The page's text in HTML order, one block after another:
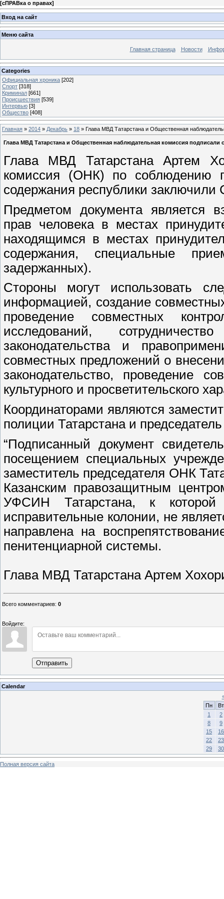
[сПРАВка о правах]
Вход на сайт
Меню сайта
Главная страница Новости
Categories
Официальная хроника [202]
Спорт [318]
Криминал [661]
Происшествия [539]
Интервью [3]
Общество [408]
Главная » 2014 » Декабрь » 18 » Глава МВД Татарстана и Общественная
Глава МВД Татарстана и Общественная наблюдательная комиссия подписали
Глава МВД Татарстана Артем
комиссия (ОНК) по соблюдению
содержания республики заключили
Предметом документа является
прав человека в местах
находящимся в местах
содержания, специальные
задержанных).
Стороны могут использовать
информацией, создание
проведение совместных
исследований,
законодательства и
совместных предложений о
законодательство, проведение
культурного и просветительского
Координаторами являются
полиции Татарстана и
“Подписанный документ
посещением специальных
заместитель председателя ОНК
Казанским правозащитным
УФСИН Татарстана, к которой
исправительные колонии, не
направлена на
пенитенциарной системы.
Глава МВД Татарстана Артем
Всего комментариев: 0
Войдите:
Отправить
Calendar
Пн
Вт
1
2
8
9
15
16
22
23
29
30
Полная версия сайта